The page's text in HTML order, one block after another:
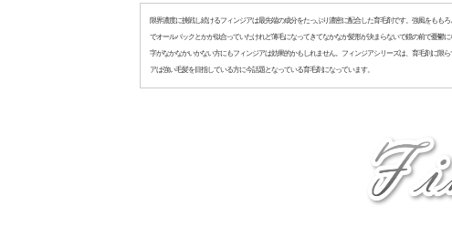
限界濃度に挑戦し続けるフィンジアは最先端の成分をたっぷり濃密に配合した育毛剤です。強風をもも
でオールバックとかが似合っていたけれど薄毛になってきてなかなか髪形が決まらないで鏡の前で憂鬱
字がなかなかいかない方にもフィンジアは効果的かもしれません。フィンジアシリーズは、育毛剤に限
アは強い毛髪を目指している方に今話題となっている育毛剤になっています。